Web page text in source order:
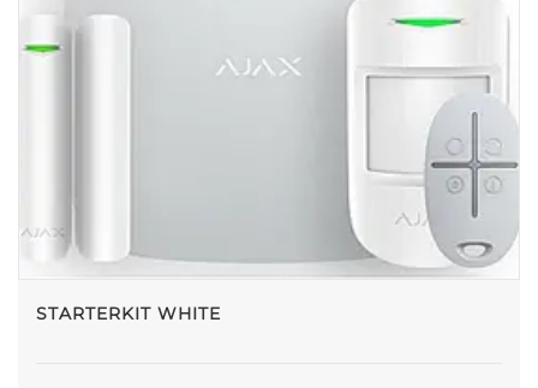
STARTERKIT WHITE